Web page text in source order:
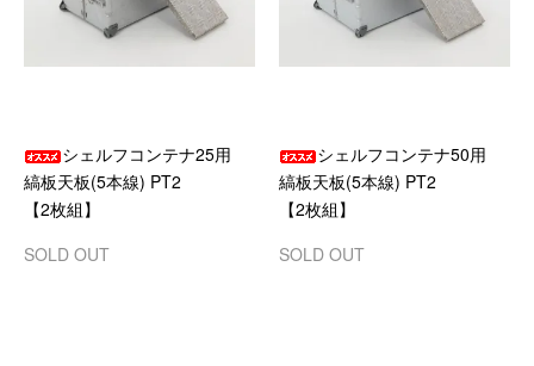
シェルフコンテナ25用
縞板天板(5本線) PT2
【2枚組】
SOLD OUT
シェルフコンテナ50用
縞板天板(5本線) PT2
【2枚組】
SOLD OUT